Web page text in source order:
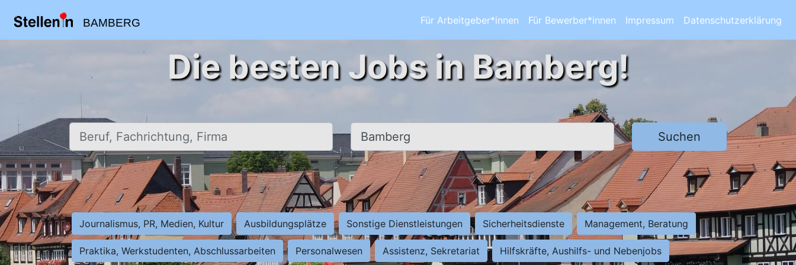
BAMBERG Für Arbeitgeber*innen Für Bewerber*innen Impressum Datenschutzerklärung
Die besten Jobs in Bamberg!
Beruf, Fachrichtung, Firma Ort, Stadt Suchen
Journalismus, PR, Medien, Kultur Ausbildungsplätze Sonstige Dienstleistungen Sicherheitsdienste Management, Beratung
Praktika, Werkstudenten, Abschlussarbeiten Personalwesen Assistenz, Sekretariat Hilfskräfte, Aushilfs- und Nebenjobs